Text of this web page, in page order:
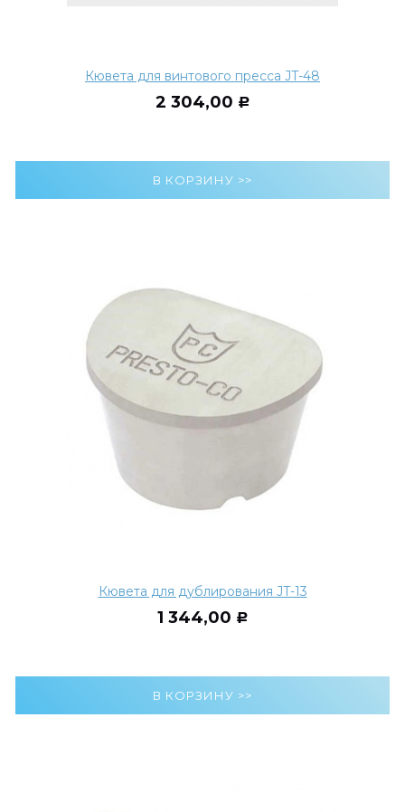
Кювета для винтового пресса JT-48
2 304,00 Р
Кювета для дублирования JT-13
1 344,00 Р